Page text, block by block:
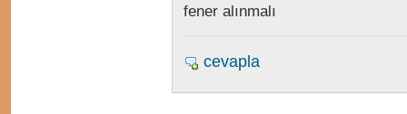
fener alınmalı
cevapla